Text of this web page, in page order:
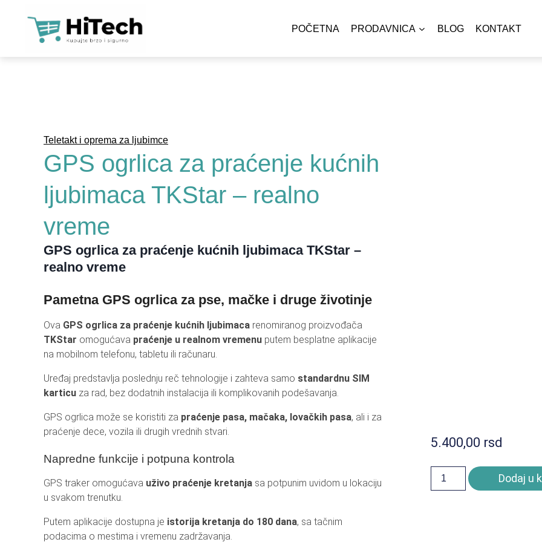
POČETNA PRODAVNICA
NAPAJANJA I OPREMA ZA VIDEO NADZOR
SOLARNA OPREMA
ALARMI I DODATNA OPREMA
ALATI
AKUMULATORI I PUNJAČI
BT ZVUČNICI I SLUŠALICE
LEPOTA I NEGA
BLOG KONTAKT
Teletakt i oprema za ljubimce
GPS ogrlica za praćenje kućnih
ljubimaca TKStar – realno
vreme
GPS ogrlica za praćenje kućnih ljubimaca TKStar –
realno vreme
Pametna GPS ogrlica za pse, mačke i druge životinje
Ova GPS ogrlica za praćenje kućnih ljubimaca renomiranog proizvođača
TKStar omogućava praćenje u realnom vremenu putem besplatne aplikacije
na mobilnom telefonu, tabletu ili računaru.
Uređaj predstavlja poslednju reč tehnologije i zahteva samo standardnu SIM
karticu za rad, bez dodatnih instalacija ili komplikovanih podešavanja.
GPS ogrlica može se koristiti za praćenje pasa, mačaka, lovačkih pasa, ali i za
praćenje dece, vozila ili drugih vrednih stvari.
Napredne funkcije i potpuna kontrola
GPS traker omogućava uživo praćenje kretanja sa potpunim uvidom u lokaciju
u svakom trenutku.
Putem aplikacije dostupna je istorija kretanja do 180 dana, sa tačnim
podacima o mestima i vremenu zadržavanja.
5.400,00 rsd
Dodaj u